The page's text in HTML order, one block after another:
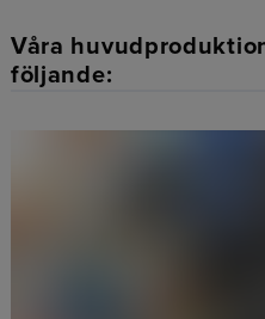
Våra
följande: